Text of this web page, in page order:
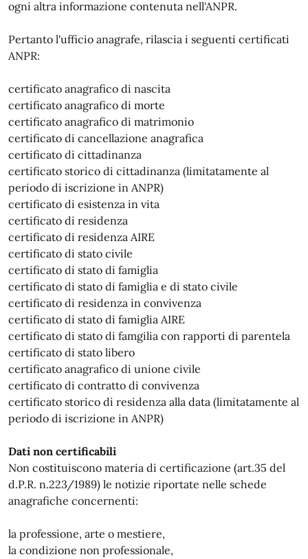
ogni altra informazione contenuta nell'ANPR.
Pertanto l'ufficio anagrafe, rilascia i seguenti certificati
ANPR:
certificato anagrafico di nascita
certificato anagrafico di morte
certificato anagrafico di matrimonio
certificato di cancellazione anagrafica
certificato di cittadinanza
certificato storico di cittadinanza (limitatamente al
periodo di iscrizione in ANPR)
certificato di esistenza in vita
certificato di residenza
certificato di residenza AIRE
certificato di stato civile
certificato di stato di famiglia
certificato di stato di famiglia e di stato civile
certificato di residenza in convivenza
certificato di stato di famiglia AIRE
certificato di stato di famgilia con rapporti di parentela
certificato di stato libero
certificato anagrafico di unione civile
certificato di contratto di convivenza
certificato storico di residenza alla data (limitatamente al
periodo di iscrizione in ANPR)
Dati non certificabili
Non costituiscono materia di certificazione (art.35 del
d.P.R. n.223/1989) le notizie riportate nelle schede
anagrafiche concernenti:
la professione, arte o mestiere,
la condizione non professionale,